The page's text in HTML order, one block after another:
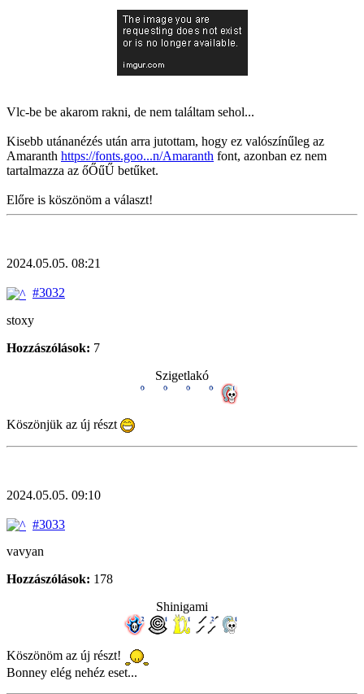
Vlc-be be akarom rakni, de nem találtam sehol...
Kisebb utánanézés után arra jutottam, hogy ez valószínűleg az
Amaranth https://fonts.goo...n/Amaranth font, azonban ez nem
tartalmazza az őŐűŰ betűket.
Előre is köszönöm a választ!
2024.05.05. 08:21
#3032
stoxy
Hozzászólások: 7
Szigetlakó
Köszönjük az új részt
2024.05.05. 09:10
#3033
vavyan
Hozzászólások: 178
Shinigami
Köszönöm az új részt!
Bonney elég nehéz eset...